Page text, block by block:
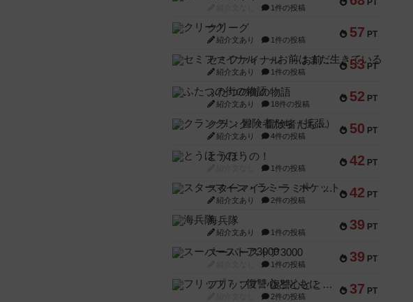
PT
1件の投稿
57 PT
クリーグ
紹介文あり 1件の投稿
53 PT
セミファイナル ～お前はまだ生きている～
紹介文あり 1件の投稿
52 PT
ふたつの街の物語
紹介文あり 18件の投稿
50 PT
クランク! ：冒険者たち（拡張）
紹介文あり 4件の投稿
42 PT
とうほうの！
1件の投稿
42 PT
スターマイン・ラミー ポケット
紹介文あり 2件の投稿
39 PT
海兵隊
紹介文あり 1件の投稿
39 PT
スーパーストア3000
1件の投稿
37 PT
フリップ７：復讐心とともに
2件の投稿